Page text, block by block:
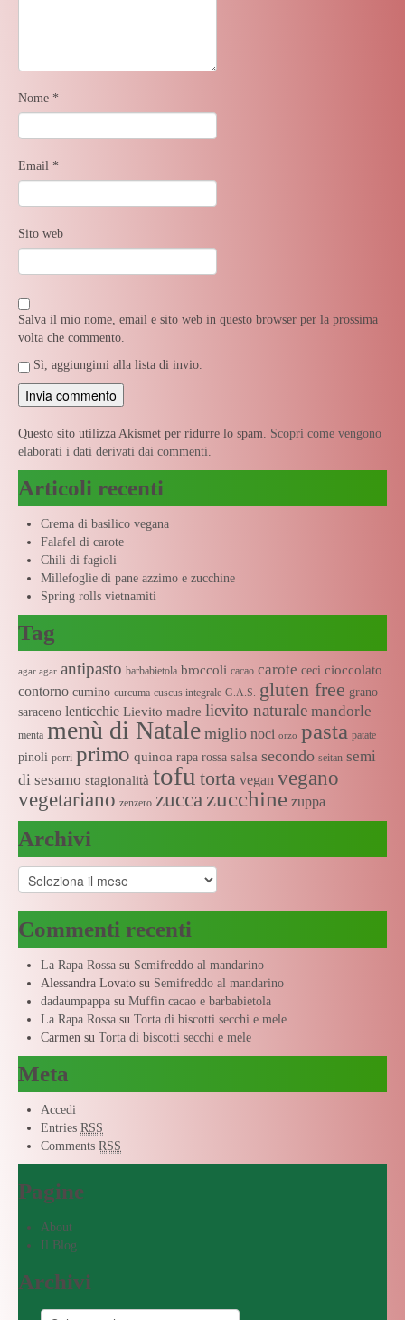
Nome *
Email *
Sito web
Salva il mio nome, email e sito web in questo browser per la prossima
volta che commento.
Sì, aggiungimi alla lista di invio.
Questo sito utilizza Akismet per ridurre lo spam. Scopri come vengono
elaborati i dati derivati dai commenti
Articoli recenti
Crema di basilico vegana
Falafel di carote
Chili di fagioli
Millefoglie di pane azzimo e zucchine
Spring rolls vietnamiti
Tag
agar agar antipasto barbabietola broccoli cacao carote ceci cioccolato
contorno cumino curcuma cuscus integrale G.A.S. gluten free grano
saraceno lenticchie Lievito madre lievito naturale mandorle
menta menù di Natale miglio noci orzo pasta patate
pinoli porri primo quinoa rapa rossa salsa secondo seitan semi
di sesamo stagionalità tofu torta vegan vegano
vegetariano zenzero zucca zucchine zuppa
Archivi
Archivi
Commenti recenti
La Rapa Rossa su Semifreddo al mandarino
Alessandra Lovato su Semifreddo al mandarino
dadaumpappa su Muffin cacao e barbabietola
La Rapa Rossa su Torta di biscotti secchi e mele
Carmen su Torta di biscotti secchi e mele
Meta
Accedi
Entries RSS
Comments RSS
Pagine
About
Il Blog
Archivi